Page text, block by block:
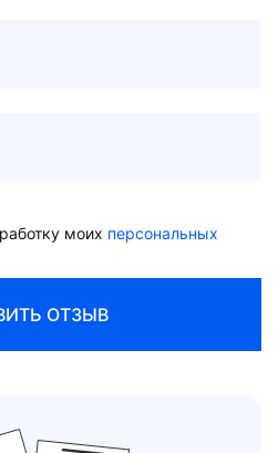
моих персональных
ОТЗЫВ